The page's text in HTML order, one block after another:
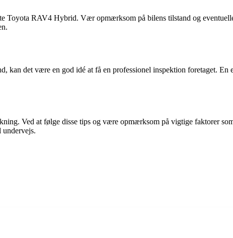
Toyota RAV4 Hybrid. Vær opmærksom på bilens tilstand og
kan det være en god idé at få en professionel inspektion foretaget.
Ved at følge disse tips og være opmærksom på vigtige faktorer